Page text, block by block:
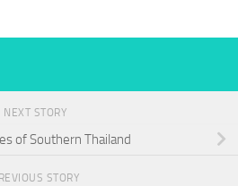
NEXT STORY
of Southern Thailand
STORY